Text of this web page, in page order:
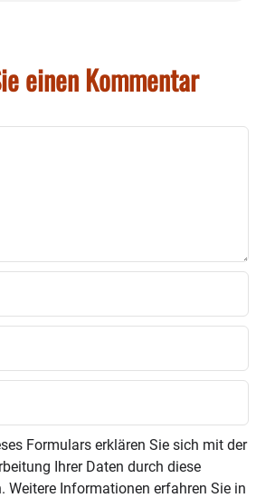
einen Kommentar
Formulars erklären Sie sich mit der
Ihrer Daten durch diese
Weitere Informationen erfahren Sie in